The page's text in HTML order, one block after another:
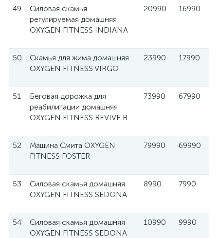
49
Силовая скамья
регулируемая домашняя
OXYGEN FITNESS INDIANA
20990 16990
50
Скамья для жима домашняя
OXYGEN FITNESS VIRGO
23990 17990
51
Беговая дорожка для
реабилитации домашняя
OXYGEN FITNESS REVIVE B
73990 67990
52
Машина Смита OXYGEN
FITNESS FOSTER
79990 69990
53
Силовая скамья домашняя
OXYGEN FITNESS SEDONA
8990 7990
54
Силовая скамья домашняя
OXYGEN FITNESS SEDONA
10990 9990